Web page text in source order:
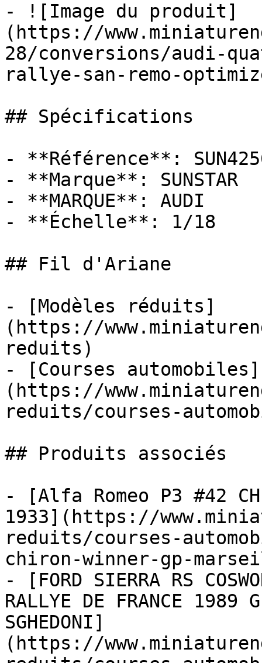
- ![Image du produit]
(https://
28/conversions/audi-
rallye-san-remo-
## Spécifications
- **Référence**:
- **Marque**: SUNSTAR
- **MARQUE**: AUDI
- **Échelle**: 1/18
## Fil d'Ariane
- [Modèles réduits]
(https://
reduits)
- [Courses automobiles]
(https://
reduits/courses-
## Produits associés
- [Alfa Romeo P3 #42
1933](https://
reduits/courses-
chiron-winner-gp-
- [FORD SIERRA RS
RALLYE DE FRANCE 1989
SGHEDONI]
(https://